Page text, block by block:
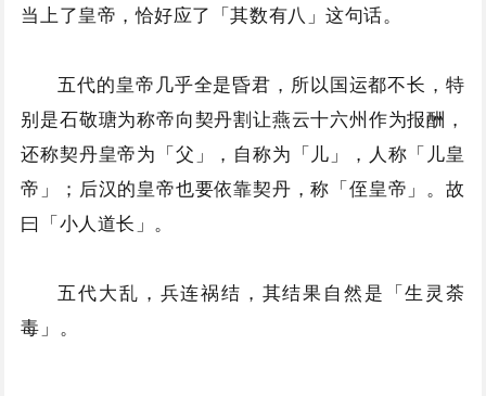
当上了皇帝，恰好应了「其数有八」这句话。
五代的皇帝几乎全是昏君，所以国运都不长，特
别是石敬瑭为称帝向契丹割让燕云十六州作为报酬，
还称契丹皇帝为「父」，自称为「儿」，人称「儿皇
帝」；后汉的皇帝也要依靠契丹，称「侄皇帝」。故
曰「小人道长」。
五代大乱，兵连祸结，其结果自然是「生灵荼
毒」。